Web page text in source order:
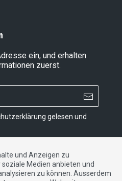
ein, und erhalten
zuerst.
gelesen und
|Kontakt
und Anzeigen zu
Medien anbieten und
zu können. Ausserdem